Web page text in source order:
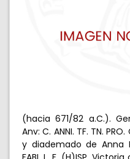
(hacia 671/82 a.C.).
Anv: C. ANNI. TF. TN.
y diademado de Anna